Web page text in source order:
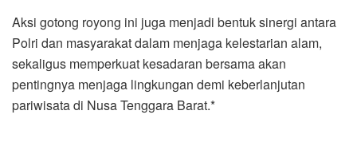
Aksi gotong royong ini juga menjadi bentuk sinergi antara
Polri dan masyarakat dalam menjaga kelestarian alam,
sekaligus memperkuat kesadaran bersama akan
pentingnya menjaga lingkungan demi keberlanjutan
pariwisata di Nusa Tenggara Barat.*